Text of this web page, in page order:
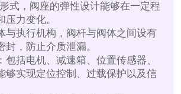
式，阀座的弹性设计能够在一定程
压力变化。
与执行机构，阀杆与阀体之间设有
封，防止介质泄漏。
：包括电机、减速箱、位置传感器、
够实现定位控制、过载保护以及信